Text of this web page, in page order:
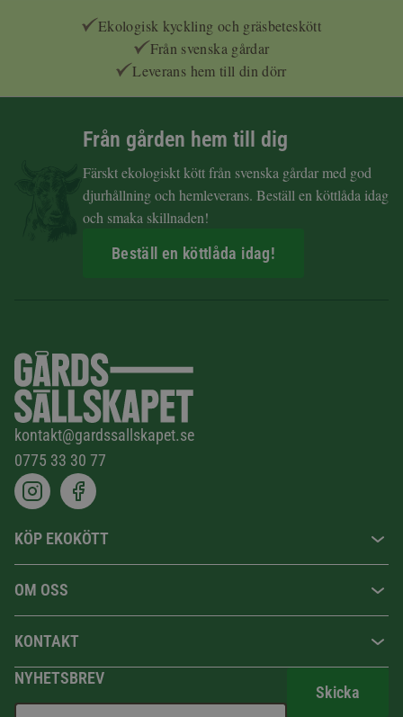
Ekologisk kyckling och gräsbeteskött
Från svenska gårdar
Leverans hem till din dörr
Från gården hem till dig
Färskt ekologiskt kött från svenska gårdar med god
djurhållning och hemleverans. Beställ en köttlåda idag
och smaka skillnaden!
Beställ en köttlåda idag!
kontakt@gardssallskapet.se
0775 33 30 77
KÖP EKOKÖTT
OM OSS
KONTAKT
NYHETSBREV
Skicka